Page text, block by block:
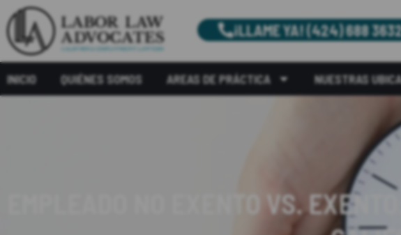
¡LLAME YA! (424) 688
INICIO QUIÉNES SOMOS AREAS DE PRÁCTICA NUESTRAS
EMPLEADO NO EXENTO VS.